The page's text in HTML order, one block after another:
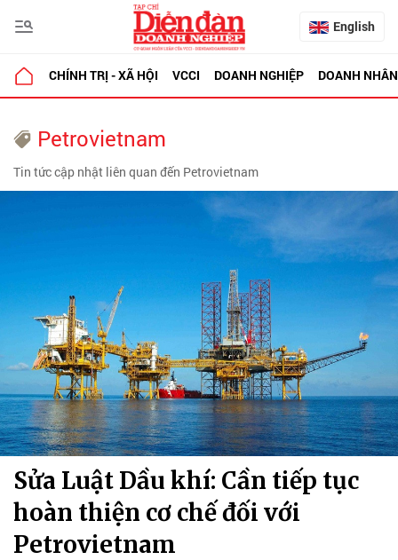
English
CHÍNH TRỊ - XÃ HỘI VCCI DOANH NGHIỆP DOANH NHÂN
Petrovietnam
Tin tức cập nhật liên quan đến Petrovietnam
Sửa Luật Dầu khí: Cần tiếp tục
hoàn thiện cơ chế đối với
Petrovietnam